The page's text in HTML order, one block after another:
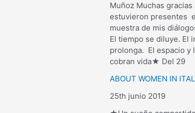
Muñoz Muchas
estuvieron presentes
muestra de mis
El tiempo se diluye. El
prolonga. El espacio y
cobran vida★ Del 29
ABOUT WOMEN IN
25th junio 2019